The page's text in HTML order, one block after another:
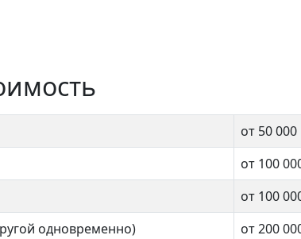
от 50 000
от 100
от 100
одновременно)
от 200